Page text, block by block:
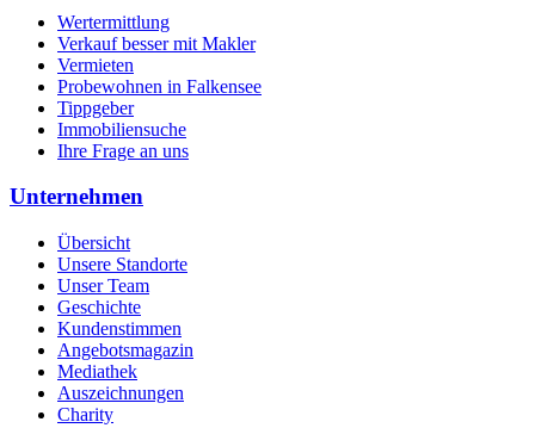
Wertermittlung
Verkauf besser mit Makler
Vermieten
Probewohnen in Falkensee
Tippgeber
Immobiliensuche
Ihre Frage an uns
Unternehmen
Übersicht
Unsere Standorte
Unser Team
Geschichte
Kundenstimmen
Angebotsmagazin
Mediathek
Auszeichnungen
Charity